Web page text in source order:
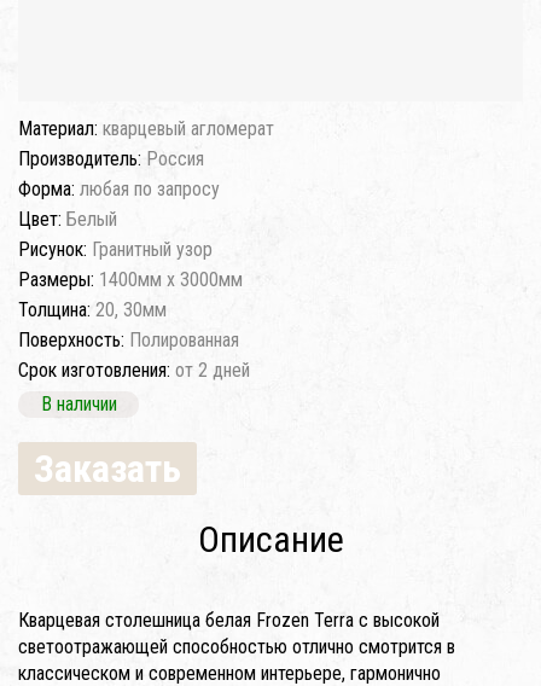
Материал: кварцевый агломерат
Производитель: Россия
Форма: любая по запросу
Цвет: Белый
Рисунок: Гранитный узор
Размеры: 1400мм x 3000мм
Толщина: 20, 30мм
Поверхность: Полированная
Срок изготовления: от 2 дней
В наличии
Заказать
Описание
Кварцевая столешница белая Frozen Terra с высокой
светоотражающей способностью отлично смотрится в
классическом и современном интерьере, гармонично